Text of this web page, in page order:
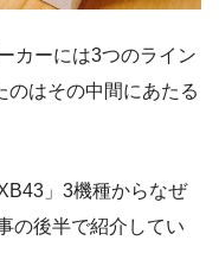
カーには3つのライン
のはその中間にあたる
」3機種からなぜ
の後半で紹介してい